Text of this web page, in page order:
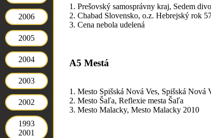
2006
2005
2004
2003
2002
1993
2001
1. Prešovský samosprávny kraj, Sedem
2. Chabad Slovensko, o.z. Hebrejský rok
3. Cena nebola udelená
A5 Mestá
1. Mesto Spišská Nová Ves, Spišská Nová
2. Mesto Šaľa, Reflexie mesta Šaľa
3. Mesto Malacky, Mesto Malacky 2010